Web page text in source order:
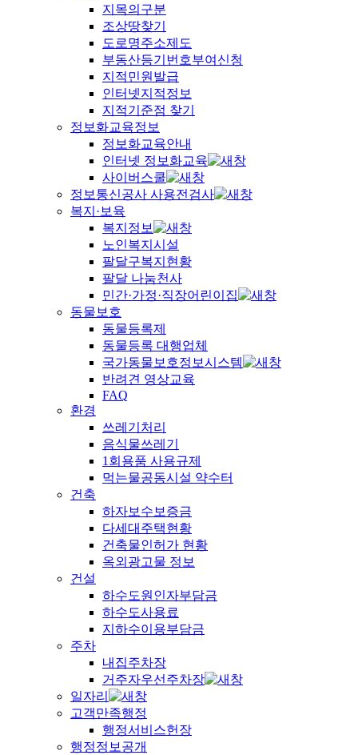
지목의구분
조상땅찾기
도로명주소제도
부동산등기번호부여신청
지적민원발급
인터넷지적정보
지적기준점 찾기
정보화교육정보
정보화교육안내
인터넷 정보화교육
사이버스쿨
정보통신공사 사용전검사
복지·보육
복지정보
노인복지시설
팔달구복지현황
팔달 나눔천사
민간·가정·직장어린이집
동물보호
동물등록제
동물등록 대행업체
국가동물보호정보시스템
반려견 영상교육
FAQ
환경
쓰레기처리
음식물쓰레기
1회용품 사용규제
먹는물공동시설 약수터
건축
하자보수보증금
다세대주택현황
건축물인허가 현황
옥외광고물 정보
건설
하수도원인자부담금
하수도사용료
지하수이용부담금
주차
내집주차장
거주자우선주차장
일자리
고객만족행정
행정서비스헌장
행정정보공개